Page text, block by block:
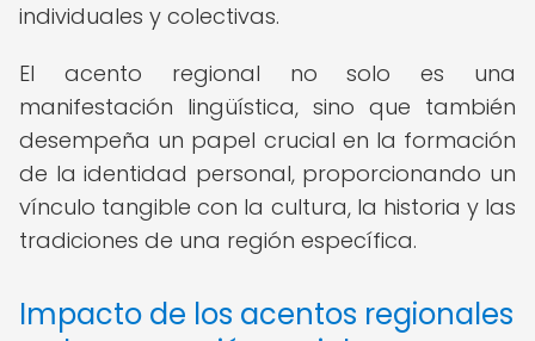
individuales y colectivas.
El acento regional no solo es una
manifestación lingüística, sino que también
desempeña un papel crucial en la formación
de la identidad personal, proporcionando un
vínculo tangible con la cultura, la historia y las
tradiciones de una región específica.
Impacto de los acentos regionales